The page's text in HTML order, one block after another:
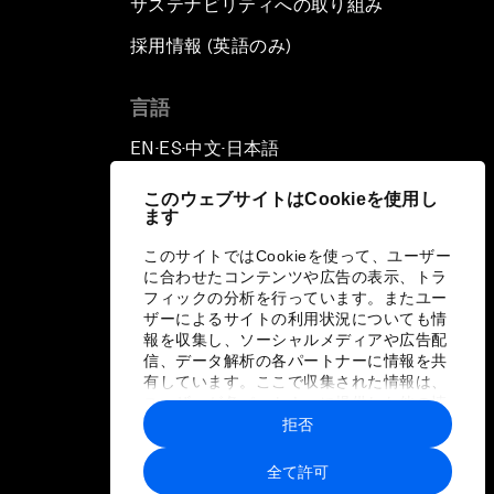
このウェブサイトはCookieを使用し
ます
このサイトではCookieを使って、ユーザー
に合わせたコンテンツや広告の表示、トラ
フィックの分析を行っています。またユー
ザーによるサイトの利用状況についても情
報を収集し、ソーシャルメディアや広告配
信、データ解析の各パートナーに情報を共
有しています。ここで収集された情報は、
ユーザーが各パートナーに提供した他の情
報や各パートナーのサービスを使用した際
に収集された情報と組み合わされ、各パー
トナーによって使用されることがありま
す。
全て許可
拒否
サステナビリティへの取り組み
採用情報 (英語のみ)
言語
EN ▪ ES▪中文▪ 日本語